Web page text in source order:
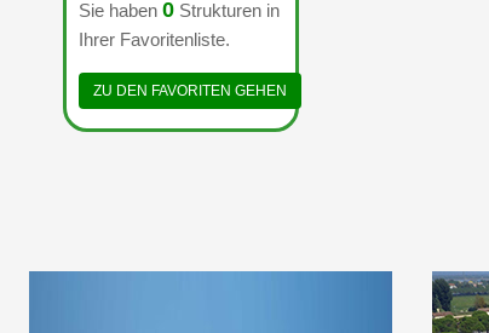
Sie haben 0 Strukturen in
Ihrer Favoritenliste.
ZU DEN FAVORITEN GEHEN